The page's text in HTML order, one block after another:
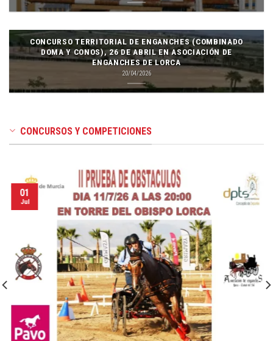
CONCURSO TERRITORIAL DE ENGANCHES (COMBINADO
DOMA Y CONOS), 26 DE ABRIL EN ASOCIACIÓN DE
ENGANCHES DE LORCA
20/04/2026
CONCURSOS Y COMPETICIONES
01
Jul